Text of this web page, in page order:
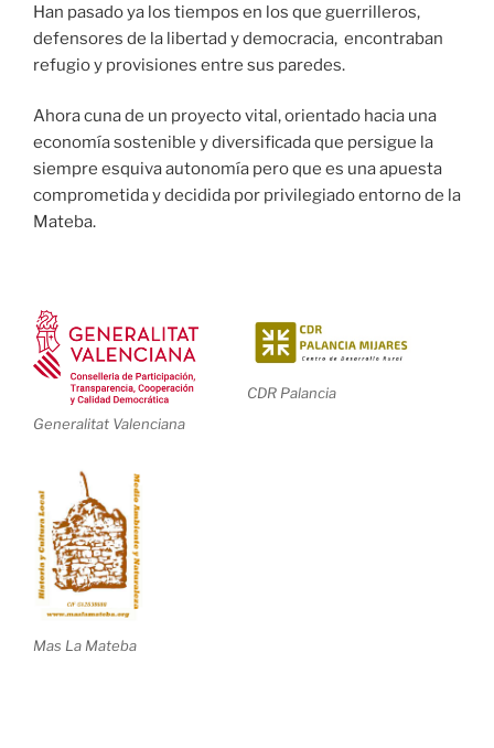
Han pasado ya los tiempos en los que guerrilleros,
defensores de la libertad y democracia, encontraban
refugio y provisiones entre sus paredes.
Ahora cuna de un proyecto vital, orientado hacia una
economía sostenible y diversificada que persigue la
siempre esquiva autonomía pero que es una apuesta
comprometida y decidida por privilegiado entorno de la
Mateba.
Generalitat Valenciana
CDR Palancia
Mas La Mateba